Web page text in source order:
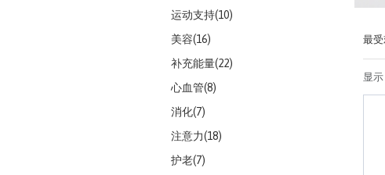
运动支持(10)
美容(16)
补充能量(22)
心血管(8)
消化(7)
注意力(18)
护老(7)
显示